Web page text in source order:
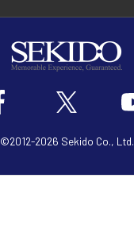
©2012-2026 Sekido Co., Ltd.